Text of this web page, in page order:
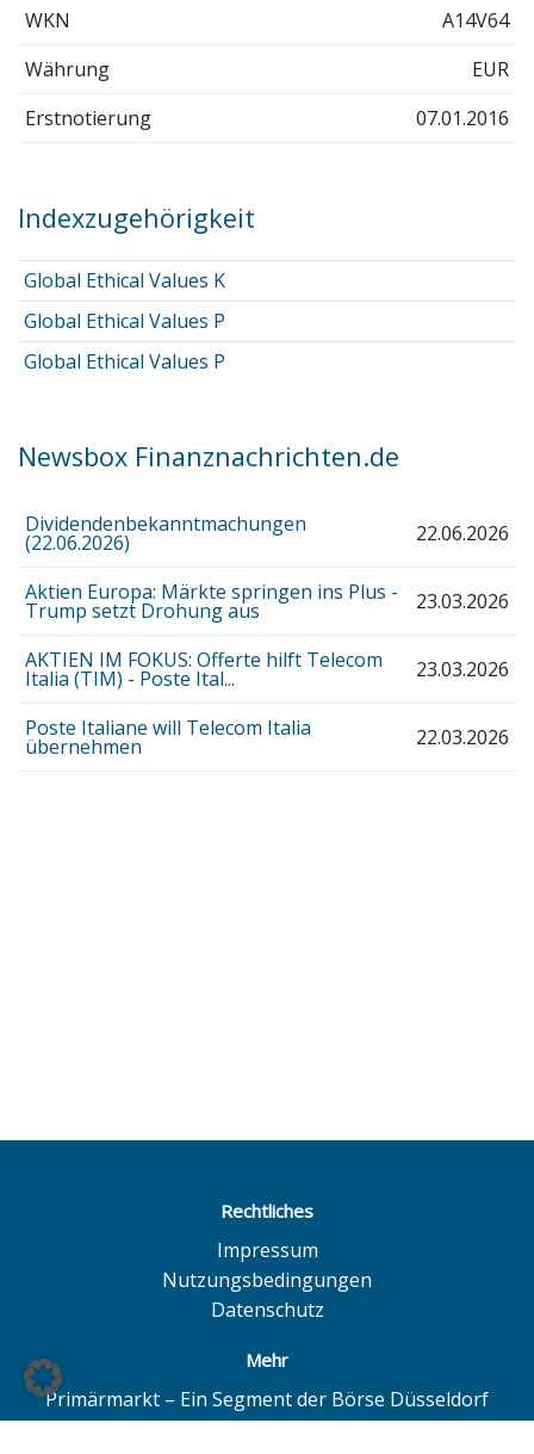
WKN
A14V64
Währung
EUR
Erstnotierung
07.01.2016
Indexzugehörigkeit
Global Ethical Values K
Global Ethical Values P
Global Ethical Values P
Newsbox Finanznachrichten.de
Dividendenbekanntmachungen
(22.06.2026) 22.06.2026
Aktien Europa: Märkte springen ins Plus -
Trump setzt Drohung aus 23.03.2026
AKTIEN IM FOKUS: Offerte hilft Telecom
Italia (TIM) - Poste Ital... 23.03.2026
Poste Italiane will Telecom Italia
übernehmen 22.03.2026
Rechtliches
Impressum
Nutzungsbedingungen
Datenschutz
Mehr
Primärmarkt – Ein Segment der Börse Düsseldorf
Quotrix – Ein System der Börse Düsseldorf